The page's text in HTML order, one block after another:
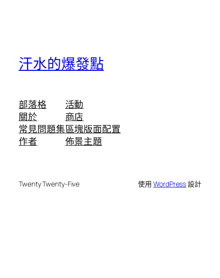
汗水的爆發點
部落格
關於
常見問題集
作者
活動
商店
區塊版面配置
佈景主題
Twenty Twenty-Five 使用WordPress設計